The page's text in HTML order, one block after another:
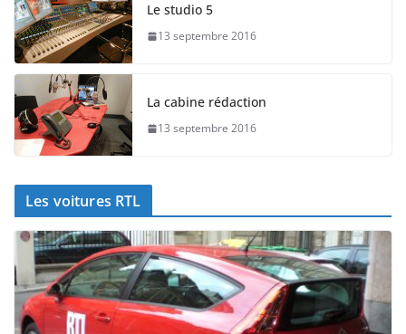
Le studio 5
13 septembre 2016
La cabine rédaction
13 septembre 2016
Les voitures RTL